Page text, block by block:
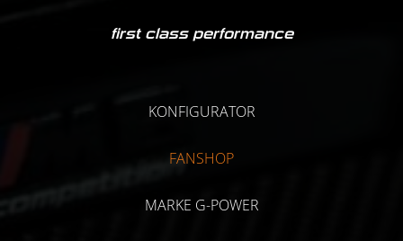
first class performance
KONFIGURATOR
FANSHOP
MARKE G-POWER